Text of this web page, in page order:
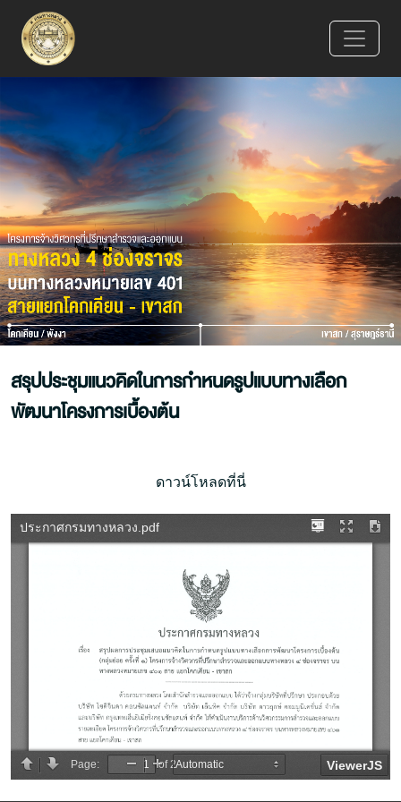
สรุปประชุมแนวคิดในการกำหนดรูปแบบทางเลือก
พัฒนาโครงการเบื้องต้น
ดาวน์โหลดที่นี่